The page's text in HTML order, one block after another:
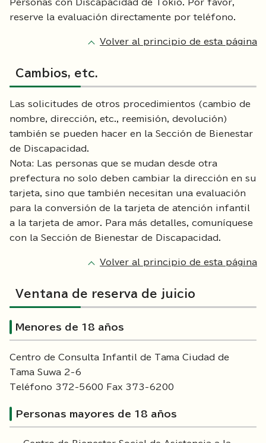
Personas con Discapacidad de Tokio. Por favor,
reserve la evaluación directamente por teléfono.
Volver al principio de esta página
Cambios, etc.
Las solicitudes de otros procedimientos (cambio de
nombre, dirección, etc., reemisión, devolución)
también se pueden hacer en la Sección de Bienestar
de Discapacidad.
Nota: Las personas que se mudan desde otra
prefectura no solo deben cambiar la dirección en su
tarjeta, sino que también necesitan una evaluación
para la conversión de la tarjeta de atención infantil
a la tarjeta de amor. Para más detalles, comuníquese
con la Sección de Bienestar de Discapacidad.
Volver al principio de esta página
Ventana de reserva de juicio
Menores de 18 años
Centro de Consulta Infantil de Tama Ciudad de
Tama Suwa 2-6
Teléfono 372-5600 Fax 373-6200
Personas mayores de 18 años